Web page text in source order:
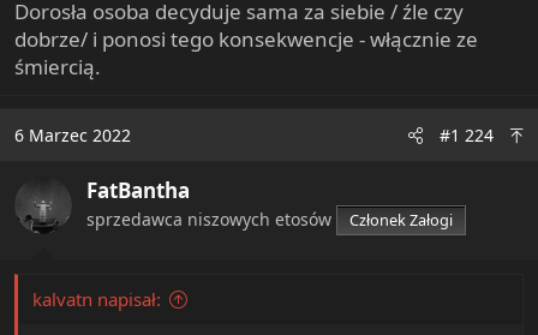
Dorosła osoba decyduje sama za siebie / źle czy
dobrze/ i ponosi tego konsekwencje - włącznie ze
śmiercią.
6 Marzec 2022 #1 224
FatBantha
sprzedawca niszowych etosów Członek Załogi
kalvatn napisał: